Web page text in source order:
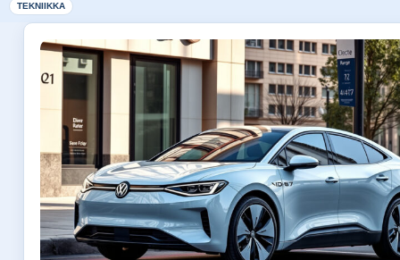
TEKNIIKKA